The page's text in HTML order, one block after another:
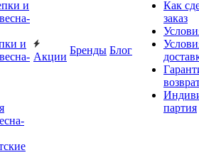
и
и
Акции
Бренды Блог
Как
заказ
партия